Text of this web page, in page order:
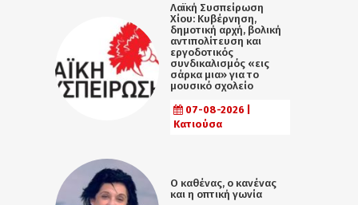
Λαϊκή Συσπείρωση
Χίου: Κυβέρνηση,
δημοτική αρχή, βολική
αντιπολίτευση και
εργοδοτικός
συνδικαλισμός «εις
σάρκα μια» για το
μουσικό σχολείο
07-08-2026 |
Κατιούσα
Ο καθένας, ο κανένας
και η οπτική γωνία